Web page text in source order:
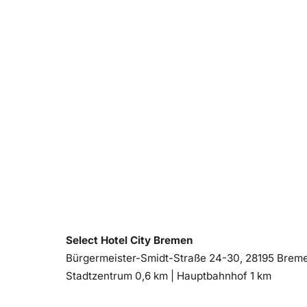
Select Hotel City Bremen
Bürgermeister-Smidt-Straße 24-30, 28195
Entfernung
Stadtzentrum 0,6 km | Entfernung
Hauptbahnhof 1 km